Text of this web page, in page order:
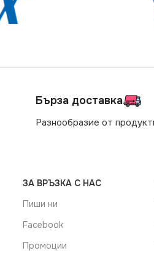
Бърза доставка
Разнообразие от
ЗА ВРЪЗКА С НАС
Пиши ни
Facebook
Промоции